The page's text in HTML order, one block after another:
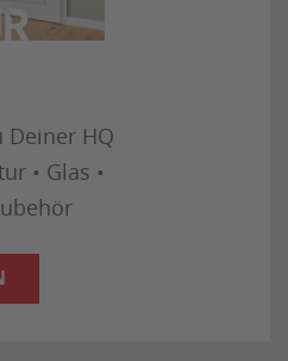
Deiner HQ
• Glas •